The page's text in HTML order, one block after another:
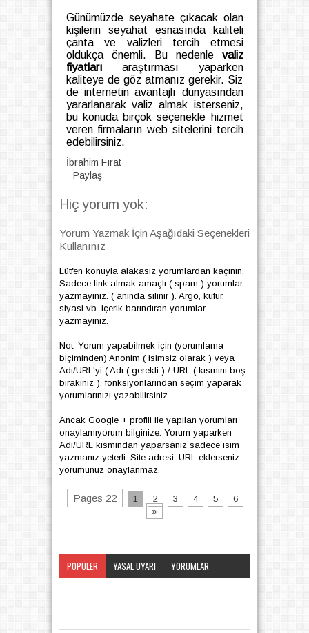
Günümüzde seyahate çıkacak olan
kişilerin seyahat esnasında kaliteli
çanta ve valizleri tercih etmesi
oldukça önemli. Bu nedenle valiz
fiyatları araştırması yaparken
kaliteye de göz atmanız gerekir. Siz
de internetin avantajlı dünyasından
yararlanarak valiz almak isterseniz,
bu konuda birçok seçenekle hizmet
veren firmaların web sitelerini tercih
edebilirsiniz.
İbrahim Fırat
Paylaş
Hiç yorum yok:
Yorum Yazmak İçin Aşağıdaki Seçenekleri
Kullanınız
Lütfen konuyla alakasız yorumlardan kaçının.
Sadece link almak amaçlı ( spam ) yorumlar
yazmayınız. ( anında silinir ). Argo, küfür,
siyasi vb. içerik barındıran yorumlar
yazmayınız.
Not: Yorum yapabilmek için (yorumlama
biçiminden) Anonim ( isimsiz olarak ) veya
Adı/URL'yi ( Adı ( gerekli ) / URL ( kısmını boş
bırakınız ), fonksiyonlarından seçim yaparak
yorumlarınızı yazabilirsiniz.
Ancak Google + profili ile yapılan yorumları
onaylamıyorum bilginize. Yorum yaparken
Adı/URL kısmından yaparsanız sadece isim
yazmanız yeterli. Site adresi, URL eklerseniz
yorumunuz onaylanmaz.
Pages 22 1 2 3 4 5
6
»
POPÜLER YASAL UYARI
YORUMLAR